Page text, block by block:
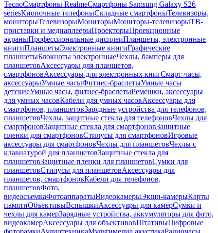
TecnoСмартфоны RealmeСмартфоны Samsung Galaxy S26
seriesКнопочные телефоныСкладные смартфоныТелевизоры,
мониторыТелевизорыМониторыМониторы-телевизорыТВ-
приставки и медиаплеерыПроекторыПроекционные
экраныПрофессиональные дисплеиПланшеты, электронные
книгиПланшетыЭлектронные книгиГрафические
планшетыБлокноты электронныеЧехлы, бамперы для
планшетовАксессуары для планшетов,
смартфоновАксессуары для электронных книгСмарт-часы,
аксессуарыУмные часыФитнес-браслетыУмные часы
детскиеУмные часы, фитнес-браслетыРемешки, аксессуары
для умных часовКабели для умных часовАксессуары для
смартфонов, планшетовЗарядные устройства для телефонов,
планшетовЧехлы, защитные стекла для телефоновЧехлы для
смартфоновЗащитные стекла для смартфоновЗащитные
пленки для смартфоновСтилусы для смартфоновИгровые
аксессуары для смартфоновЧехлы для планшетовЧехлы с
клавиатурой для планшетовЗащитные стекла для
планшетовЗащитные пленки для планшетовСумки для
планшетовСтилусы для планшетовАксессуары для
планшетов, смартфоновКабели для телефонов,
планшетовФото,
видеосъемкаФотоаппаратыВидеокамерыЭкшн-камерыКарты
памятиОбъективыВспышкиАксессуары для камерСумки и
чехлы для камерЗарядные устройства, аккумуляторы для фото,
видеокамерАксессуары для объективовШтативыЦифровые
фоторамкиАудиотехникаМультимедиа акустикаРадиочасы,